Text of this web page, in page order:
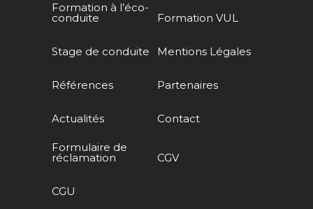
Formation à l’éco-
conduite Formation VUL
Stage de conduite Mentions Légales
Références Partenaires
Actualités Contact
Formulaire de
réclamation CGV
CGU